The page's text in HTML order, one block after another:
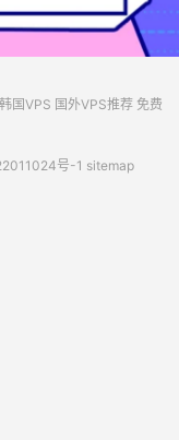
韩国VPS 国外VPS推荐 免费
号-1 sitemap